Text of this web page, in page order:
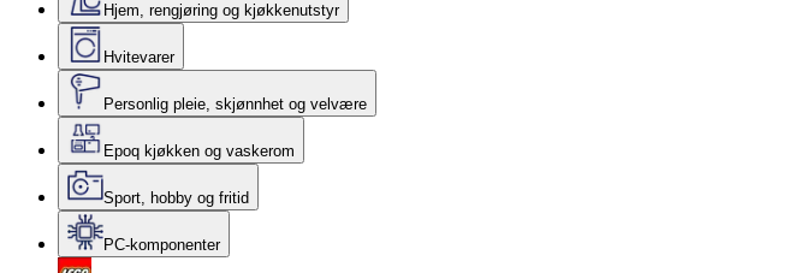
Hjem, rengjøring og kjøkkenutstyr
Hvitevarer
Personlig pleie, skjønnhet og velvære
Epoq kjøkken og vaskerom
Sport, hobby og fritid
PC-komponenter